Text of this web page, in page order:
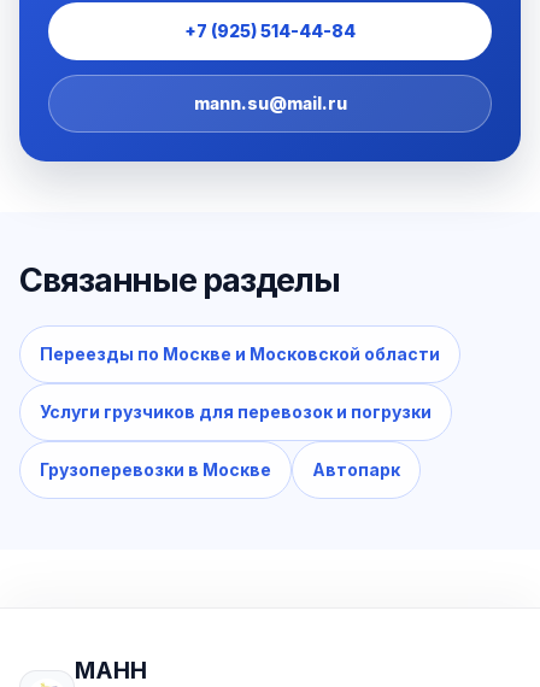
+7 (925) 514-44-84
mann.su@mail.ru
Связанные разделы
Переезды по Москве и Московской области
Услуги грузчиков для перевозок и погрузки
Грузоперевозки в Москве Автопарк
МАНН